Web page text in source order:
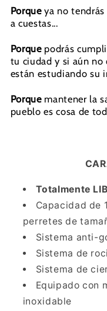
Porqueya no tendrás
a cuestas...
Porque podrás
tu ciudad y si aún no
están estudiando su
Porquemantener la
pueblo es cosa de
Totalmente
Capacidad de
perretes de
Sistema anti-
Sistema de
Sistema de
Equipado con
inoxidable